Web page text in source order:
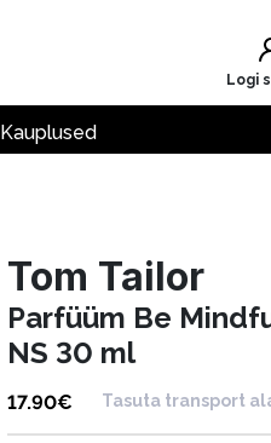
Logi
Kauplused
Tom Tailor
Parfüüm Be
NS 30 ml
17.90€ Tasuta transport